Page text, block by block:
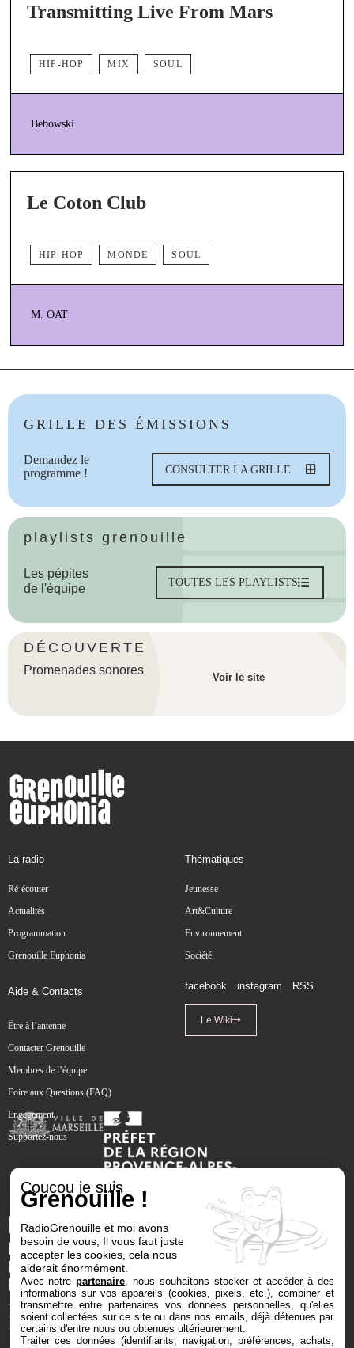
Transmitting Live From Mars
HIP-HOP MIX SOUL
Bebowski
Le Coton Club
HIP-HOP MONDE SOUL
M. OAT
GRILLE DES ÉMISSIONS
Demandez le
programme !
CONSULTER LA GRILLE
playlists grenouille
Les pépites
de l'équipe
TOUTES LES PLAYLISTS
DÉCOUVERTE
Promenades sonores
Voir le site
La radio
Ré-écouter
Actualités
Programmation
Grenouille Euphonia
Thématiques
Jeunesse
Art&Culture
Environnement
Société
Aide & Contacts
Être à l’antenne
Contacter Grenouille
Membres de l’équipe
Foire aux Questions (FAQ)
Engagement
Supportez-nous
facebook instagram RSS
Le Wiki
Coucou je suis
Grenouille !
RadioGrenouille et moi avons
besoin de vous, Il vous faut juste
accepter les cookies, cela nous
aiderait énormément.
Avec notrepartenaire , nous souhaitons stocker et accéder à des
informations sur vos appareils (cookies, pixels, etc.), combiner et
transmettre entre partenaires vos données personnelles, qu'elles
soient collectées sur ce site ou dans nos emails, déjà détenues par
certains d'entre nous ou obtenues ultérieurement.
Traiter ces données (identifiants, navigation, préférences, achats,